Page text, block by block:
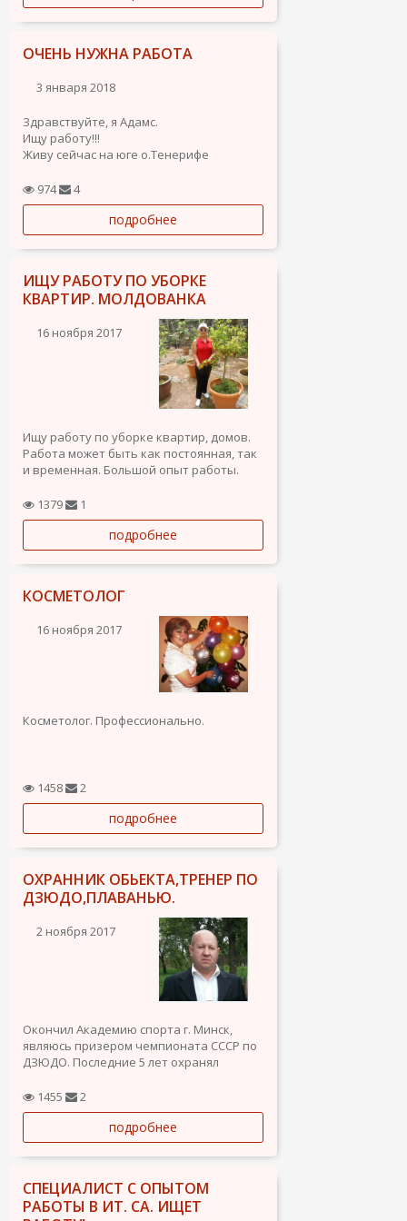
строй магазинов....
ОЧЕНЬ НУЖНА РАБОТА
3 января 2018
Здравствуйте, я Адамс.
Ищу работу!!!
Живу сейчас на юге о.Тенерифе
Умею Работать руками.
Согласен на любую вакансию.
Работал грузчиком, сборщиком бакши
(арбузов и дынь), на строительстве
помощником, на бензоколонке...
974 4
подробнее
ИЩУ РАБОТУ ПО УБОРКЕ
КВАРТИР. МОЛДОВАНКА
16 ноября 2017
Ищу работу по уборке квартир, домов.
Работа может быть как постоянная, так
и временная. Большой опыт работы.
порядочная, чистоплотная. Очень
люблю детей, нахожу быстро контакт с
ними. Могу оставаться с детьми, когда
заняты их родители по...
1379 1
подробнее
КОСМЕТОЛОГ
16 ноября 2017
Косметолог. Профессионально.
1458 2
подробнее
ОХРАННИК ОБЬЕКТА,ТРЕНЕР ПО
ДЗЮДО,ПЛАВАНЬЮ.
2 ноября 2017
Окончил Академию спорта г. Минск,
являюсь призером чемпионата СССР по
ДЗЮДО. Последние 5 лет охранял
(СУД,ПРОКУРАТУРА РБ),
видионаблюдение КПП. Также работал
охранником в крупном гостиничном
комплексе г. Москва. Имею
водительские права...
1455 2
подробнее
СПЕЦИАЛИСТ С ОПЫТОМ
РАБОТЫ В ИТ. СА. ИЩЕТ